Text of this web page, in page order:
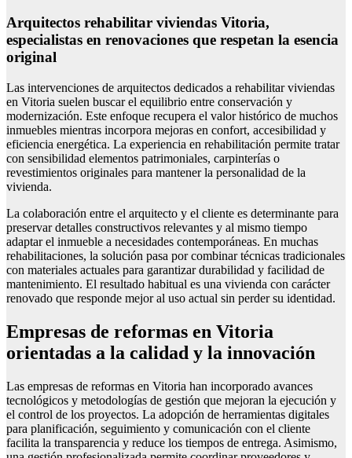
Arquitectos rehabilitar viviendas Vitoria,
especialistas en renovaciones que respetan la esencia
original
Las intervenciones de arquitectos dedicados a rehabilitar viviendas
en Vitoria suelen buscar el equilibrio entre conservación y
modernización. Este enfoque recupera el valor histórico de muchos
inmuebles mientras incorpora mejoras en confort, accesibilidad y
eficiencia energética. La experiencia en rehabilitación permite tratar
con sensibilidad elementos patrimoniales, carpinterías o
revestimientos originales para mantener la personalidad de la
vivienda.
La colaboración entre el arquitecto y el cliente es determinante para
preservar detalles constructivos relevantes y al mismo tiempo
adaptar el inmueble a necesidades contemporáneas. En muchas
rehabilitaciones, la solución pasa por combinar técnicas tradicionales
con materiales actuales para garantizar durabilidad y facilidad de
mantenimiento. El resultado habitual es una vivienda con carácter
renovado que responde mejor al uso actual sin perder su identidad.
Empresas de reformas en Vitoria
orientadas a la calidad y la innovación
Las empresas de reformas en Vitoria han incorporado avances
tecnológicos y metodologías de gestión que mejoran la ejecución y
el control de los proyectos. La adopción de herramientas digitales
para planificación, seguimiento y comunicación con el cliente
facilita la transparencia y reduce los tiempos de entrega. Asimismo,